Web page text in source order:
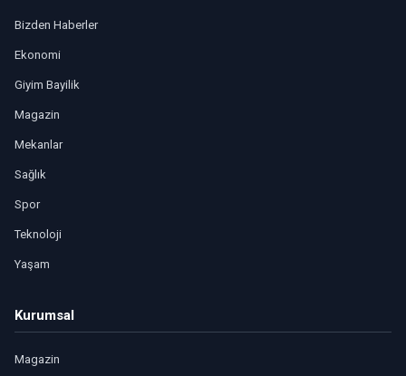
Bizden Haberler
Ekonomi
Giyim Bayilik
Magazin
Mekanlar
Sağlık
Spor
Teknoloji
Yaşam
Kurumsal
Magazin